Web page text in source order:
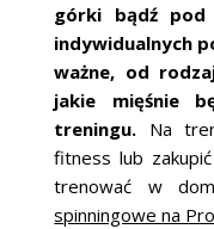
górki bądź pod
indywidualnych
ważne, od
jakie mięśnie
treningu. Na
fitness lub
trenować w
spinningowe na